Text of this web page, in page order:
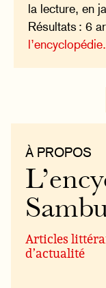
la lecture, en
Résultats : 6
l’encyclopédie.
À PROPOS
Articles
d’actualité